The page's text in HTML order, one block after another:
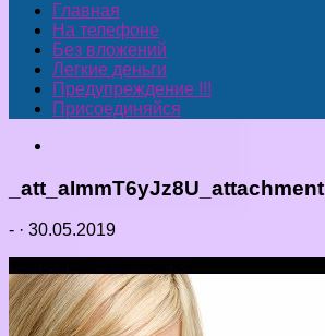
Главная
На телефоне
Без вложений
Легкие деньги
Предупреждение !!!
Присоединяйся
_att_aImmT6yJz8U_attachment
- · 30.05.2019